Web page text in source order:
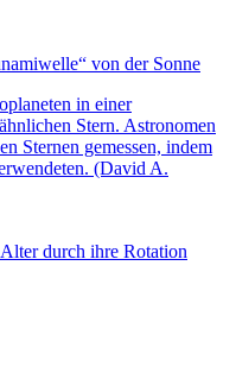
von der Sonne
durch ihre Rotation